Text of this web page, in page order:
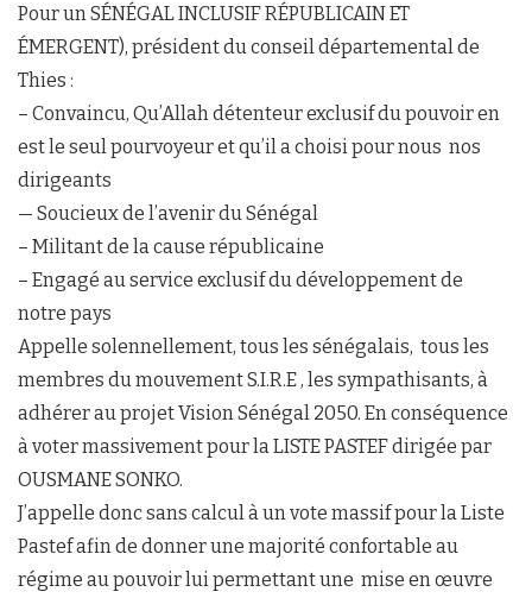
Pour un SÉNÉGAL INCLUSIF RÉPUBLICAIN ET
ÉMERGENT), président du conseil départemental de
Thies :
– Convaincu, Qu’Allah détenteur exclusif du pouvoir en
est le seul pourvoyeur et qu’il a choisi pour nous nos
dirigeants
— Soucieux de l’avenir du Sénégal
– Militant de la cause républicaine
– Engagé au service exclusif du développement de
notre pays
Appelle solennellement, tous les sénégalais, tous les
membres du mouvement S.I.R.E , les sympathisants, à
adhérer au projet Vision Sénégal 2050. En conséquence
à voter massivement pour la LISTE PASTEF dirigée par
OUSMANE SONKO.
J’appelle donc sans calcul à un vote massif pour la Liste
Pastef afin de donner une majorité confortable au
régime au pouvoir lui permettant une mise en œuvre